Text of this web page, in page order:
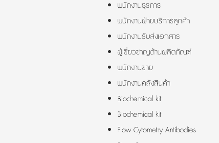
พนักงานธุรการ
พนักงานฝ่ายบริการลูกค้า
พนักงานรับส่งเอกสาร
ผู้เชี่ยวชาญด้านผลิตภัณฑ์
พนักงานขาย
พนักงานคลังสินค้า
Biochemical kit
Biochemical kit
Flow Cytometry Antibodies